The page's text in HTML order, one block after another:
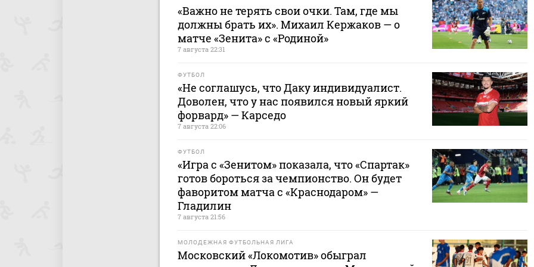
«Важно не терять свои очки. Там, где мы
должны брать их». Михаил Кержаков — о
матче «Зенита» с «Родиной»
7 августа 22:31
ФУТБОЛ
«Не соглашусь, что Даку индивидуалист.
Доволен, что у нас появился новый яркий
форвард» — Карседо
7 августа 22:06
ФУТБОЛ
«Игра с «Зенитом» показала, что «Спартак»
готов бороться за чемпионство. Он будет
фаворитом матча с «Краснодаром» —
Гладилин
7 августа 21:56
МОЛОДЕЖНАЯ ФУТБОЛЬНАЯ ЛИГА
Московский «Локомотив» обыграл